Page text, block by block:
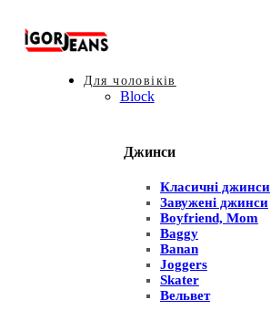
Для чоловіків
Block
Джинси
Класичні джинси
Завужені джинси
Boyfriend, Mom
Baggy
Banan
Joggers
Skater
Вельвет